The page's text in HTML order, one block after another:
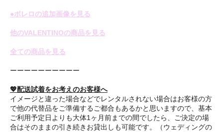
●ボレロの追加画像を見る
他のVALENTINOの商品を見る
全ての商品を見る
ーーーーーーーーーー
💖配送試着をお考えのお客様へ
イメージと違った場合などでレンタルされない場合はお客様の方
で他の代替品をご準備するご都合もあるかと思いますので、基本
ご利用予定日よりも大体1ヶ月前までの間でしたら、ご決定の場
合はそのままの引き続きお貸出しも可能です。（ウェディングの